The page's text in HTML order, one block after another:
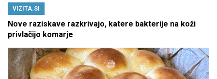
VIZITA.SI
Nove raziskave razkrivajo, katere bakterije na koži
privlačijo komarje